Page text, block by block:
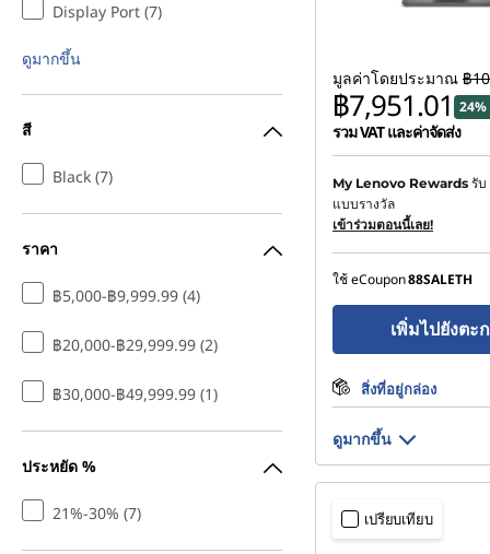
Display Port (7)
ดูมากขึ้น
สี
Black (7)
ราคา
฿5,000-฿9,999.99 (4)
฿20,000-฿29,999.99 (2)
฿30,000-฿49,999.99 (1)
ประหยัด %
21%-30% (7)
มูลค่าโดยประมาณ ฿
฿7,951.01
รวม VAT และค่าจัดส่ง
ประหยัดทันที : -฿1,059.00
หรือ
การประหยัด eCoupon :-
*Savings cannot be
My Lenovo Rewards รับ
แบบรางวัล
เข้าร่วมตอนนี้เลย!
ใช้ eCoupon88SALETH
เพิ่มไปยังตะ
สิ่งที่อยู่กล่อง
ดูมากขึ้น
เปรียบเทียบ